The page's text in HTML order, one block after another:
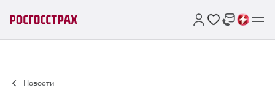
Новости